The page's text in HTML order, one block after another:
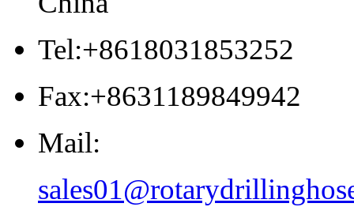
Tel:+8618031853252
Fax:+8631189849942
Mail: